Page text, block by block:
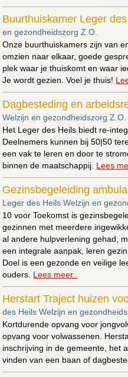
Buurthuiskamer Leger
en gezondheidszorg Z.O.
Onze buurthuiskamers zijn van
omzien naar elkaar, goede
plek waar je thuiskomt en waar
Je wordt gezien. Voel je thuis!
Dagbesteding en
Welzijn en gezondheidszorg Z.O.
Het Leger des Heils biedt re-
Deelnemers kunnen bij 50|50
een vak te leren en door te
binnen de maatschappij. Lees
Gezinsbegeleiding
Leger des Heils Welzijn en
10 voor Toekomst is
gezinnen met meerdere
al andere hulpverlening gehad,
een integrale aanpak, leren
Doel is een gezonde en veilige
ouders. Lees meer..
Herstart Traject huizen
des Heils Welzijn en
Kortdurende opvang voor
opvang voor volwassenen.
inschrijving in de gemeente, het
vinden van een baan of